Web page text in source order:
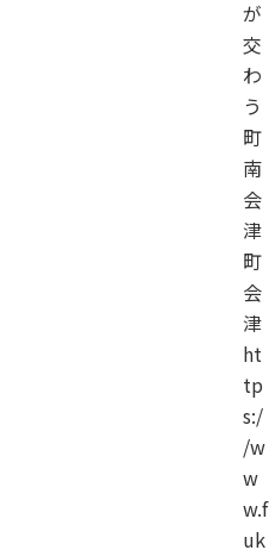
が
交
わ
う
町
南
会
津
町
会
津
ht
tp
s:/
/w
w
w.f
uk